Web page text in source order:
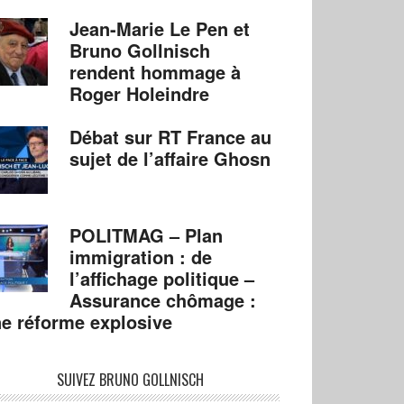
Jean-Marie Le Pen et
Bruno Gollnisch
rendent hommage à
Roger Holeindre
Débat sur RT France au
sujet de l’affaire Ghosn
POLITMAG – Plan
immigration : de
l’affichage politique –
Assurance chômage :
réforme explosive
SUIVEZ BRUNO GOLLNISCH